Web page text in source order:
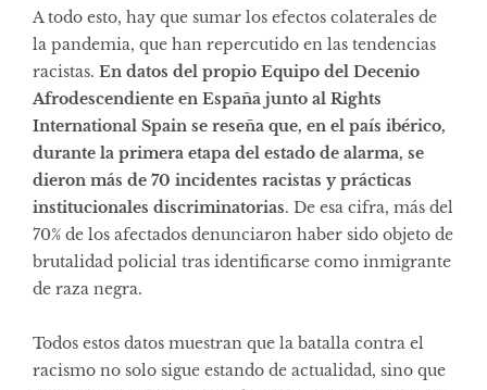
A todo esto, hay que sumar los efectos colaterales de
la pandemia, que han repercutido en las tendencias
racistas. En datos del propio Equipo del Decenio
Afrodescendiente en España junto al Rights
International Spain se reseña que, en el país ibérico,
durante la primera etapa del estado de alarma, se
dieron más de 70 incidentes racistas y prácticas
institucionales discriminatorias. De esa cifra, más del
70% de los afectados denunciaron haber sido objeto de
brutalidad policial tras identificarse como inmigrante
de raza negra.
Todos estos datos muestran que la batalla contra el
racismo no solo sigue estando de actualidad, sino que